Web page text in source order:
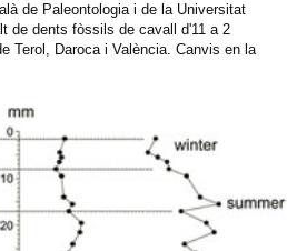
Español
de Paleontologia i de la Universitat
de dents fòssils de cavall d'11 a 2
Terol, Daroca i València. Canvis en la